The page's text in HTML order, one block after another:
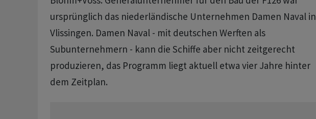
ursprünglich das niederländische Unternehmen Damen Naval in
Vlissingen. Damen Naval - mit deutschen Werften als
Subunternehmern - kann die Schiffe aber nicht zeitgerecht
produzieren, das Programm liegt aktuell etwa vier Jahre hinter
dem Zeitplan.